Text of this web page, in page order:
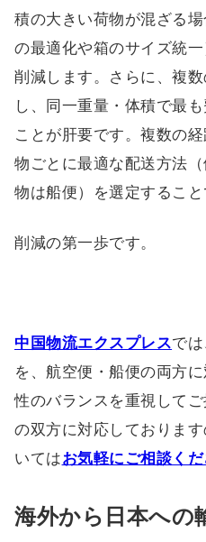
積の大きい荷物が混ざる
の最適化や箱のサイズ統
削減します。さらに、複
し、同一重量・体積で最
ことが肝要です。複数の
物ごとに最適な配送方法
物は船便）を選定するこ
削減の第一歩です。
中国物流エクスプレスで
を、航空便・船便の両方
性のバランスを重視して
の双方に対応しておりま
いてはお気軽にご相談く
海外から日本への